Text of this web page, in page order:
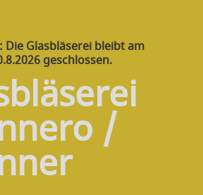
Die Glasbläserei bleibt am
geschlossen.
/